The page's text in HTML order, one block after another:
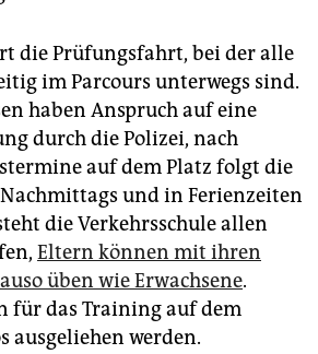
die Prüfungsfahrt, bei der alle
im Parcours unterwegs sind.
haben Anspruch auf eine
durch die Polizei, nach
auf dem Platz folgt die
und in Ferienzeiten
die Verkehrsschule allen
Eltern können mit ihren
üben wie Erwachsene.
für das Training auf dem
ausgeliehen werden.